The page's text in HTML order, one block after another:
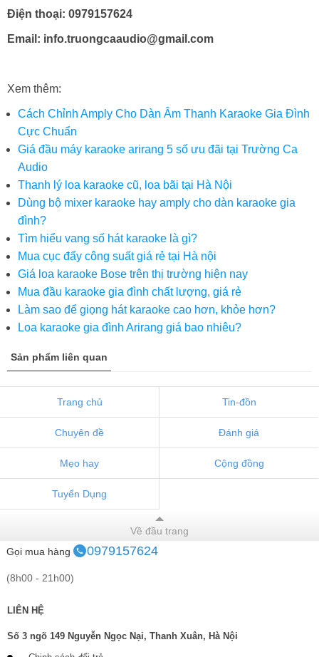
Điện thoại: 0979157624
Email: info.truongcaaudio@gmail.com
Xem thêm:
Cách Chỉnh Amply Cho Dàn Âm Thanh Karaoke Gia Đình
Cực Chuẩn
Giá đầu máy karaoke arirang 5 số ưu đãi tại Trường Ca
Audio
Thanh lý loa karaoke cũ, loa bãi tại Hà Nội
Dùng bộ mixer karaoke hay amply cho dàn karaoke gia
đình?
Tìm hiểu vang số hát karaoke là gì?
Mua cục đẩy công suất giá rẻ tại Hà nội
Giá loa karaoke Bose trên thị trường hiện nay
Mua đầu karaoke gia đình chất lượng, giá rẻ
Làm sao để giọng hát karaoke cao hơn, khỏe hơn?
Loa karaoke gia đình Arirang giá bao nhiêu?
Sản phẩm liên quan
Trang chủ Tin-đồn
Chuyên đề Đánh giá
Mẹo hay Cộng đồng
Tuyển Dụng
Về đầu trang
Gọi mua hàng
0979157624
(8h00 - 21h00)
LIÊN HỆ
Số 3 ngõ 149 Nguyễn Ngọc Nại, Thanh Xuân, Hà Nội